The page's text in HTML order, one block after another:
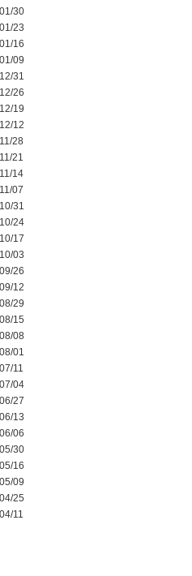
30
23
16
09
31
26
19
12
28
21
14
07
31
24
17
03
26
12
29
15
08
01
11
04
27
13
06
30
16
09
25
11